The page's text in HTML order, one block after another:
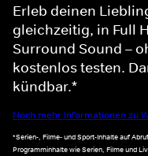
Erleb deinen
gleichzeitig, in Full
Surround Sound –
kostenlos testen.
kündbar.*
Noch mehr Informationen zu
*Serien-, Filme- und Sport-Inhalte auf
Programminhalte wie Serien, Filme und